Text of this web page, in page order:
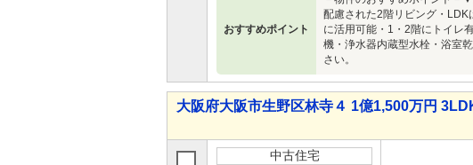
おすすめポイント
配慮された2階リビング・
に活用可能・1・2階にトイレ
機・浄水器内蔵型水栓・浴室
さい。
大阪府大阪市生野区林寺４ 1億1,500万円
中古住宅